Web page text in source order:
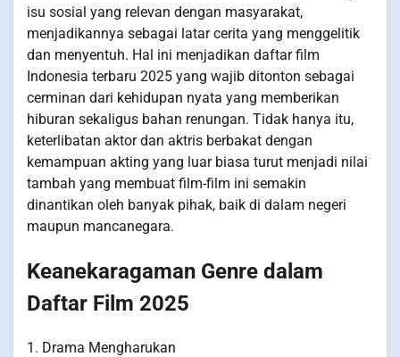
isu sosial yang relevan dengan masyarakat,
menjadikannya sebagai latar cerita yang menggelitik
dan menyentuh. Hal ini menjadikan daftar film
Indonesia terbaru 2025 yang wajib ditonton sebagai
cerminan dari kehidupan nyata yang memberikan
hiburan sekaligus bahan renungan. Tidak hanya itu,
keterlibatan aktor dan aktris berbakat dengan
kemampuan akting yang luar biasa turut menjadi nilai
tambah yang membuat film-film ini semakin
dinantikan oleh banyak pihak, baik di dalam negeri
maupun mancanegara.
Keanekaragaman Genre dalam
Daftar Film 2025
1. Drama Mengharukan